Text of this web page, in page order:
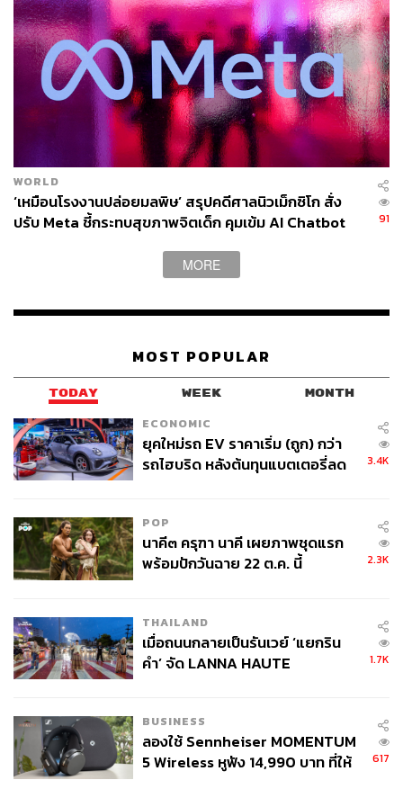
WORLD
‘เหมือนโรงงานปล่อยมลพิษ’ สรุปคดีศาลนิวเม็กซิโก สั่ง
ปรับ Meta ชี้กระทบสุขภาพจิตเด็ก คุมเข้ม AI Chatbot
91
MORE
MOST POPULAR
TODAY WEEK MONTH
ECONOMIC
ยุคใหม่รถ EV ราคาเริ่ม (ถูก) กว่า
รถไฮบริด หลังต้นทุนแบตเตอรี่ลด
3.4K
POP
นาคี๓ ครุฑา นาคี เผยภาพชุดแรก
พร้อมปักวันฉาย 22 ต.ค. นี้
2.3K
THAILAND
เมื่อถนนกลายเป็นรันเวย์ ‘แยกริน
คำ’ จัด LANNA HAUTE
1.7K
BUSINESS
ลองใช้ Sennheiser MOMENTUM
5 Wireless หูฟัง 14,990 บาท ที่ให้
617